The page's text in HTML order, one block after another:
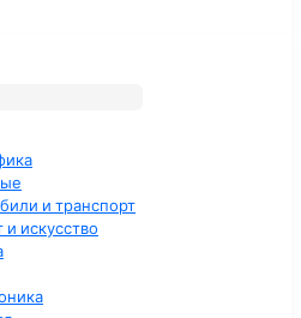
и транспорт
и искусство